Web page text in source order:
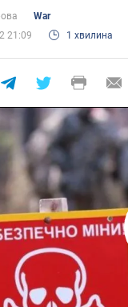
War
21:09
1 хвилина